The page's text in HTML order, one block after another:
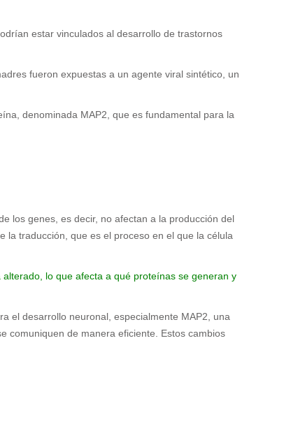
estar vinculados al desarrollo de trastornos
fueron expuestas a un agente viral sintético, un
denominada MAP2, que es fundamental para la
los genes, es decir, no afectan a la producción del
la traducción, que es el proceso en el que la célula
lo que afecta a qué proteínas se generan y
el desarrollo neuronal, especialmente MAP2, una
comuniquen de manera eficiente. Estos cambios